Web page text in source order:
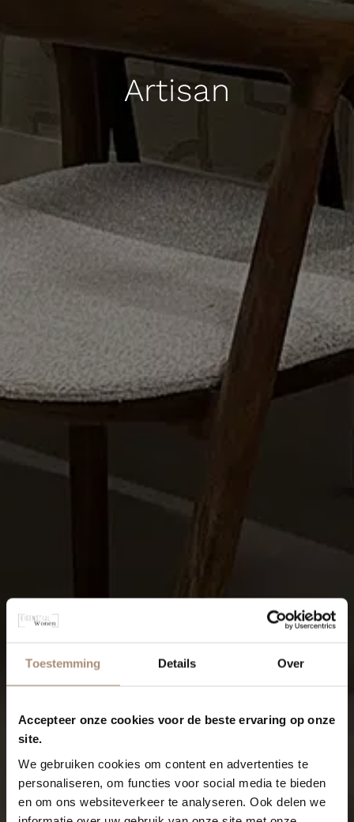
Toestemming Details Over
Accepteer onze cookies voor de beste ervaring op onze
site.
We gebruiken cookies om content en advertenties te
personaliseren, om functies voor social media te bieden
en om ons websiteverkeer te analyseren. Ook delen we
Artisan